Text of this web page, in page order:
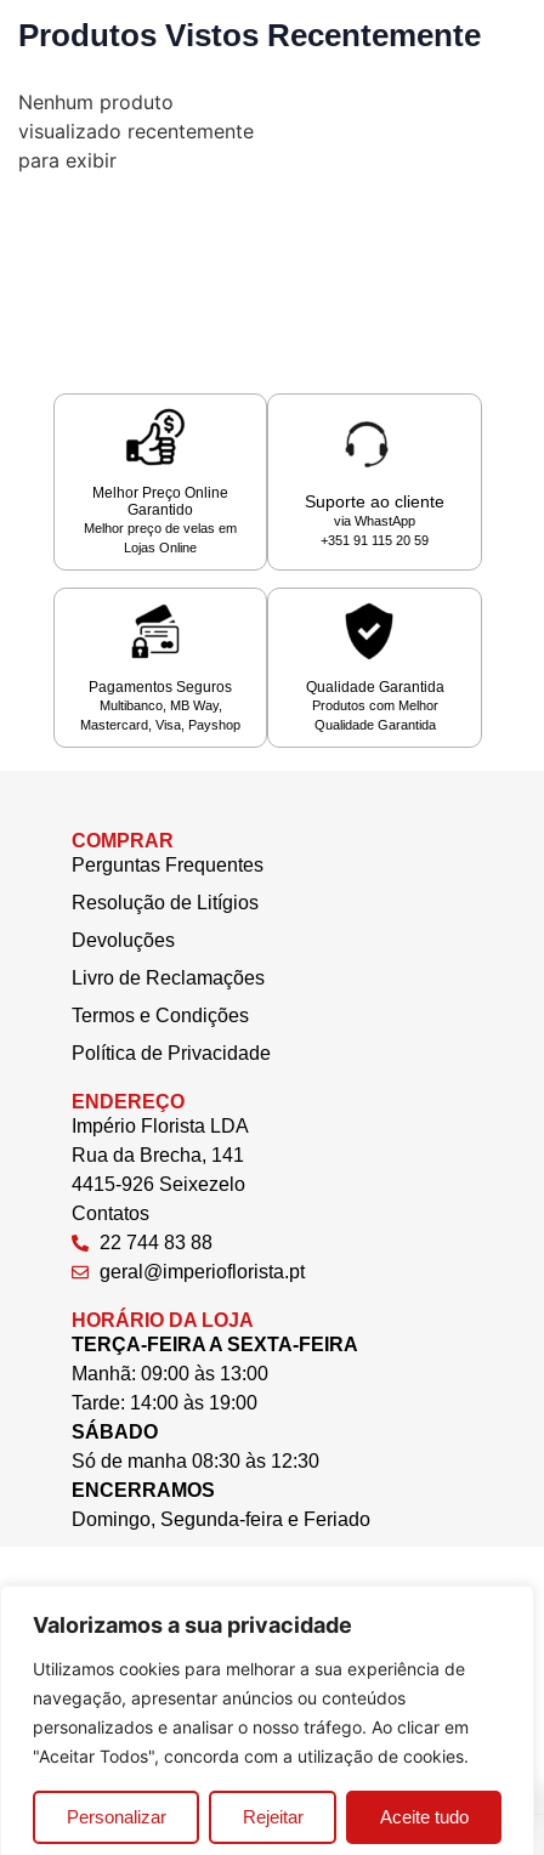
Valorizamos a sua privacidade
Utilizamos cookies para melhorar a sua experiência de
navegação, apresentar anúncios ou conteúdos
personalizados e analisar o nosso tráfego. Ao clicar em
"Aceitar Todos", concorda com a utilização de cookies.
Personalizar Rejeitar Aceite tudo
Produtos Vistos Recentemente
Nenhum produto
visualizado recentemente
para exibir
Melhor Preço Online
Garantido
Melhor preço de velas em
Lojas Online
Suporte ao cliente
via WhastApp
+351 91 115 20 59
Pagamentos Seguros
Multibanco, MB Way,
Mastercard, Visa, Payshop
Qualidade Garantida
Produtos com Melhor
Qualidade Garantida
COMPRAR
Perguntas Frequentes
Resolução de Litígios
Devoluções
Livro de Reclamações
Termos e Condições
Política de Privacidade
ENDEREÇO
Império Florista LDA
Rua da Brecha, 141
4415-926 Seixezelo
Contatos
22 744 83 88
geral@imperioflorista.pt
HORÁRIO DA LOJA
TERÇA-FEIRA A SEXTA-FEIRA
Manhã: 09:00 às 13:00
Tarde: 14:00 às 19:00
SÁBADO
Só de manha 08:30 às 12:30
ENCERRAMOS
Domingo, Segunda-feira e Feriado
© 2025, Casa da Cera.